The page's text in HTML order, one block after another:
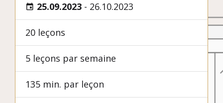
25.09.2023 - 26.10.2023
20 leçons
5 leçons par semaine
135 min. par leçon